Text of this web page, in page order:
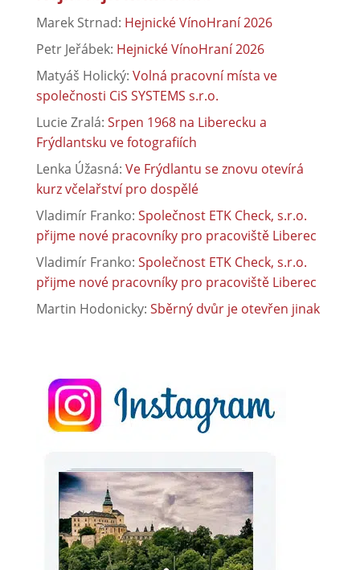
Marek Strnad: Hejnické VínoHraní 2026
Petr Jeřábek: Hejnické VínoHraní 2026
Matyáš Holický: Volná pracovní místa ve
společnosti CiS SYSTEMS s.r.o.
Lucie Zralá: Srpen 1968 na Liberecku a
Frýdlantsku ve fotografiích
Lenka Úžasná: Ve Frýdlantu se znovu otevírá
kurz včelařství pro dospělé
Vladimír Franko: Společnost ETK Check, s.r.o.
přijme nové pracovníky pro pracoviště Liberec
Vladimír Franko: Společnost ETK Check, s.r.o.
přijme nové pracovníky pro pracoviště Liberec
Martin Hodonicky: Sběrný dvůr je otevřen jinak